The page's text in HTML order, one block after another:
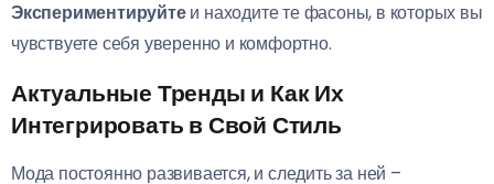
Экспериментируйтеи находите те фасоны, в которых вы
чувствуете себя уверенно и комфортно.
Актуальные Тренды и Как Их
Интегрировать в Свой Стиль
Мода постоянно развивается, и следить за ней –